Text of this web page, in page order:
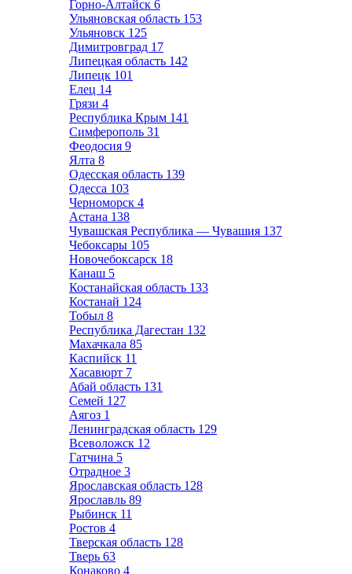
Горно-Алтайск 6
Ульяновская область 153
Ульяновск 125
Димитровград 17
Липецкая область 142
Липецк 101
Елец 14
Грязи 4
Республика Крым 141
Симферополь 31
Феодосия 9
Ялта 8
Одесская область 139
Одесса 103
Черноморск 4
Астана 138
Чувашская Республика — Чувашия 137
Чебоксары 105
Новочебоксарск 18
Канаш 5
Костанайская область 133
Костанай 124
Тобыл 8
Республика Дагестан 132
Махачкала 85
Каспийск 11
Хасавюрт 7
Абай область 131
Семей 127
Аягоз 1
Ленинградская область 129
Всеволожск 12
Гатчина 5
Отрадное 3
Ярославская область 128
Ярославль 89
Рыбинск 11
Ростов 4
Тверская область 128
Тверь 63
Конаково 4